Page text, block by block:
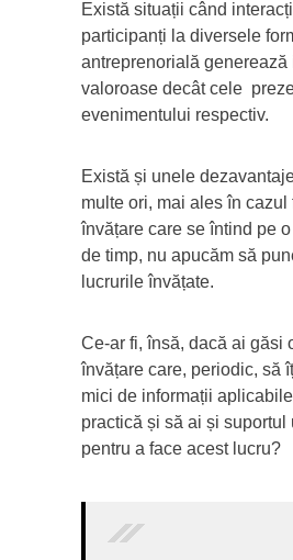
Există situații când
participanți la diversele
antreprenorială generează
valoroase decât cele
evenimentului respectiv.
Există și unele
multe ori, mai ales în cazul
învățare care se întind pe
de timp, nu apucăm să
lucrurile învățate.
Ce-ar fi, însă, dacă ai găsi
învățare care, periodic, să
mici de informații
practică și să ai și suportul
pentru a face acest lucru?